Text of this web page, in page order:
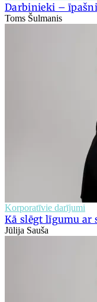
Darbinieki –
Toms Šulmanis
Korporatīvie darījumi
Kā slēgt līgumu ar
Jūlija Sauša